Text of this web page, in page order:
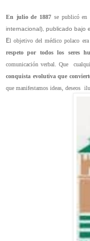
En julio de 1887 se publicó en
internacional), publicado bajo
El objetivo del médico polaco
respeto por todos los seres
comunicación verbal. Que
conquista evolutiva que
que manifestamos ideas, deseos